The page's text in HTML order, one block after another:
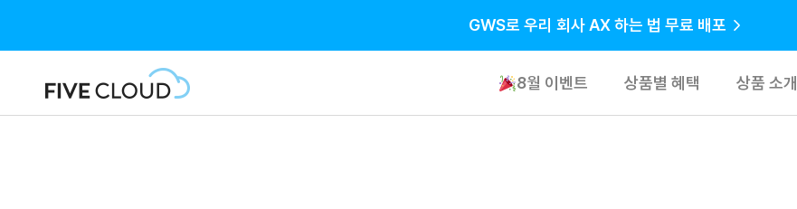
GWS로 우리 회사 AX 하는 법 무료 배포
8월 이벤트 상품별 혜택 상품 소개